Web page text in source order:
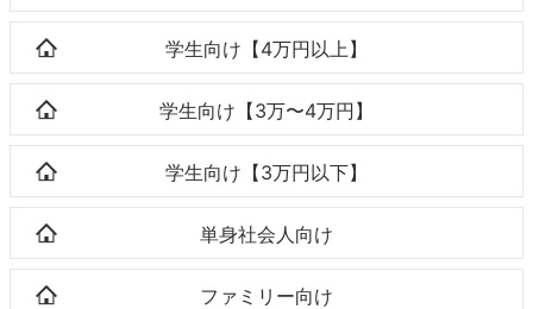
学生向け【4万円以上】
学生向け【3万〜4万円】
学生向け【3万円以下】
単身社会人向け
ファミリー向け